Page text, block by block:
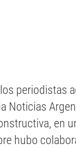
periodistas
Noticias
en
hubo